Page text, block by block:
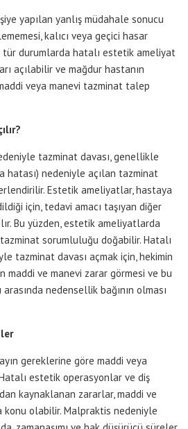
yapılan yanlış müdahale sonucu
kalıcı veya geçici hasar
tür durumlarda hatalı estetik ameliyat
açılabilir ve mağdur hastanın
veya manevi tazminat talep
tazminat davası, genellikle
hatası) nedeniyle açılan tazminat
Estetik ameliyatlar, hastaya
için, tedavi amacı taşıyan diğer
Bu yüzden, estetik ameliyatlarda
sorumluluğu doğabilir. Hatalı
tazminat davası açmak için, hekimin
maddi ve manevi zarar görmesi ve bu
nedensellik bağının olması
gereklerine göre maddi veya
estetik operasyonlar ve diş
kaynaklanan zararlar, maddi ve
konu olabilir. Malpraktis nedeniyle